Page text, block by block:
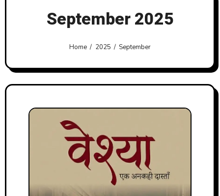
September 2025
Home 2025 September